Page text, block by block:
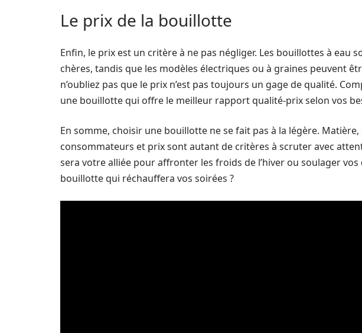
Le prix de la bouillotte
Enfin, le prix est un critère à ne pas négliger. Les bouillottes à eau
chères, tandis que les modèles électriques ou à graines peuvent
n’oubliez pas que le prix n’est pas toujours un gage de qualité.
une bouillotte qui offre le meilleur rapport qualité-prix selon vos
En somme, choisir une bouillotte ne se fait pas à la légère.
consommateurs et prix sont autant de critères à scruter avec
sera votre alliée pour affronter les froids de l’hiver ou soulager
bouillotte qui réchauffera vos soirées ?